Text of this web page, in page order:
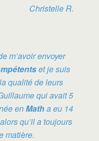
Christelle R.
m’avoir envoyer
et je suis
qualité de leurs
qui avait 5
enMatha eu 14
qu’il a toujours
matière.